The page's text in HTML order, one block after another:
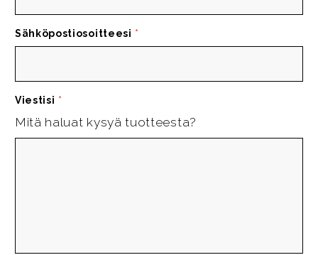
Sähköpostiosoitteesi *
Viestisi *
Mitä haluat kysyä tuotteesta?